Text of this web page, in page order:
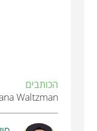
הכותבים
Waltzman